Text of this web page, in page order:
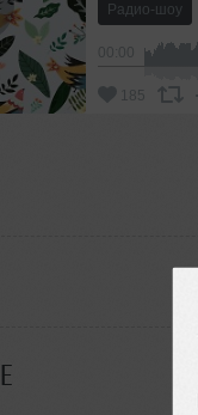
Радио-шоу
185